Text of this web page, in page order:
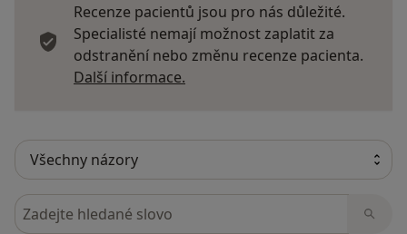
Recenze pacientů jsou pro nás důležité.
Specialisté nemají možnost zaplatit za
odstranění nebo změnu recenze pacienta.
Další informace.
Hledejte v názorech